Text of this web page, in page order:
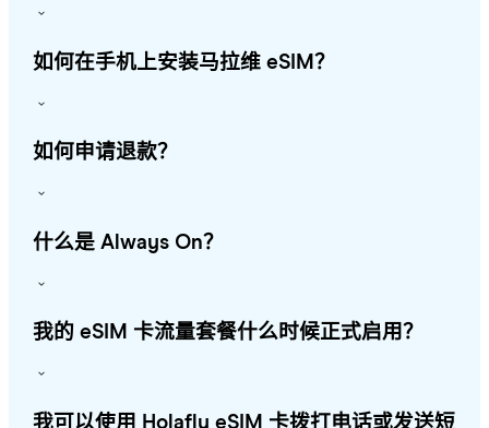
如何在手机上安装马拉维 eSIM？
如何申请退款？
什么是 Always On？
我的 eSIM 卡流量套餐什么时候正式启用？
我可以使用 Holafly eSIM 卡拨打电话或发送短